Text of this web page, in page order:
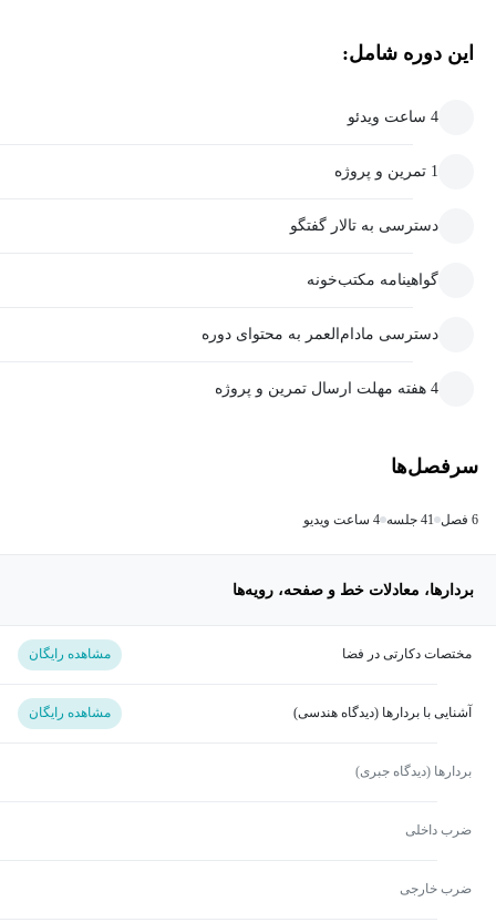
این دوره شامل:
4 ساعت ویدئو
1 تمرین و پروژه
دسترسی به تالار گفتگو
گواهینامه مکتب‌خونه
دسترسی مادام‌العمر به محتوای دوره
4 هفته مهلت ارسال تمرین و پروژه
سرفصل‌ها
6 فصل 41 جلسه 4 ساعت ویدیو
بردارها، معادلات خط و صفحه، رویه‌ها
مختصات دکارتی در فضا مشاهده رایگان
آشنایی با بردارها (دیدگاه هندسی) مشاهده رایگان
بردارها (دیدگاه جبری)
ضرب داخلی
ضرب خارجی